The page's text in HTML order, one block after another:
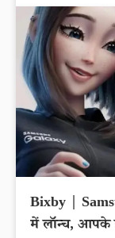
Bixby |
में लॉन्च, आपके